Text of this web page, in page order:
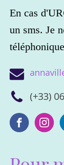
En cas
un sms. Je
(+33)